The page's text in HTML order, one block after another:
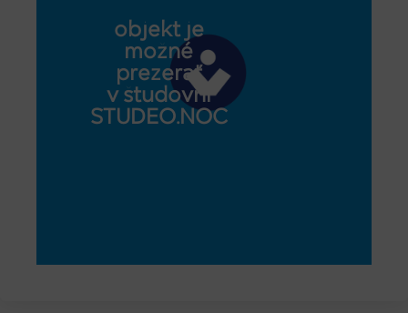
objekt je
možné
prezerať
v študovni
STUDEO.NOC